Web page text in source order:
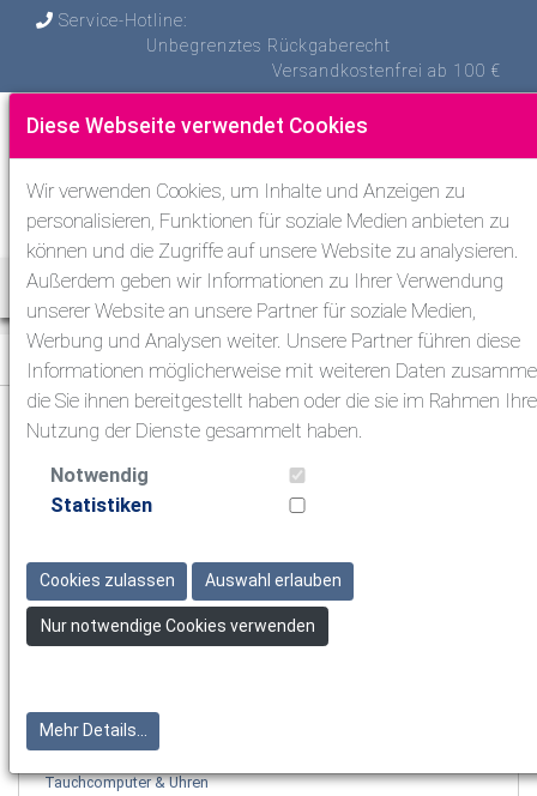
Service-Hotline:
Unbegrenztes Rückgaberecht
Versandkostenfrei ab 100 €
Toggle
Tauchen Masken & Schnorchel & Flossen >Sets
Tauchen
Atemregler zum Tauchen
Masken & Schnorchel & Flossen
Flossen
Schnorchel
Neoprenzubehör
Tauchcomputer & Uhren
Diese Webseite verwendet Cookies
Wir verwenden Cookies, um Inhalte und Anzeigen zu
personalisieren, Funktionen für soziale Medien anbieten zu
können und die Zugriffe auf unsere Website zu analysieren.
Außerdem geben wir Informationen zu Ihrer Verwendung
unserer Website an unsere Partner für soziale Medien,
Werbung und Analysen weiter. Unsere Partner führen diese
Informationen möglicherweise mit weiteren Daten
die Sie ihnen bereitgestellt haben oder die sie im Rahmen
Nutzung der Dienste gesammelt haben.
Notwendig
Statistiken
Cookies zulassen Auswahl erlauben
Nur notwendige Cookies verwenden
Mehr Details...